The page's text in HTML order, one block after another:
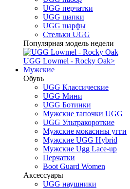
UGG перчатки
UGG шапки
UGG шарфы
Стельки UGG
Популярная модель недели
UGG Lowmel - Rocky Oak>
Мужские
Обувь
UGG Классические
UGG Мини
UGG Ботинки
Мужские тапочки UGG
UGG Ультракороткие
Мужские мокасины угги
Мужские UGG Hybrid
Мужские Ugg Lace-up
Перчатки
Boot Guard Women
Аксессуары
UGG наушники